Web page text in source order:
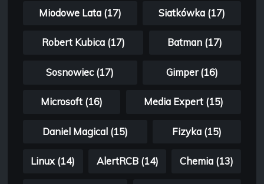
Miodowe Lata (17) Siatkówka (17)
Robert Kubica (17) Batman (17)
Sosnowiec (17) Gimper (16)
Microsoft (16) Media Expert (15)
Daniel Magical (15) Fizyka (15)
Linux (14) AlertRCB (14) Chemia (13)